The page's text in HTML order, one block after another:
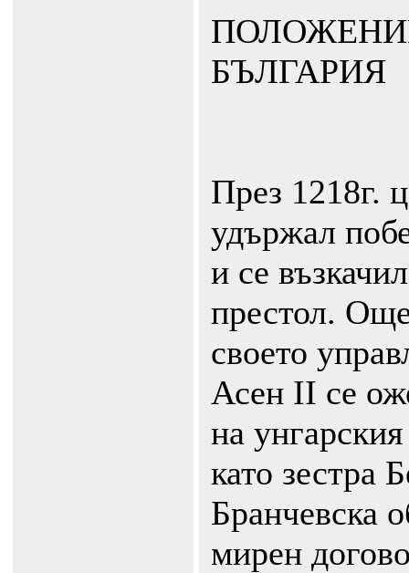
БЪЛГАРИЯ
През 1218г.
удържал
и се
престол.
своето
Асен ІІ се
на
като зестра
Бранчевска
мирен